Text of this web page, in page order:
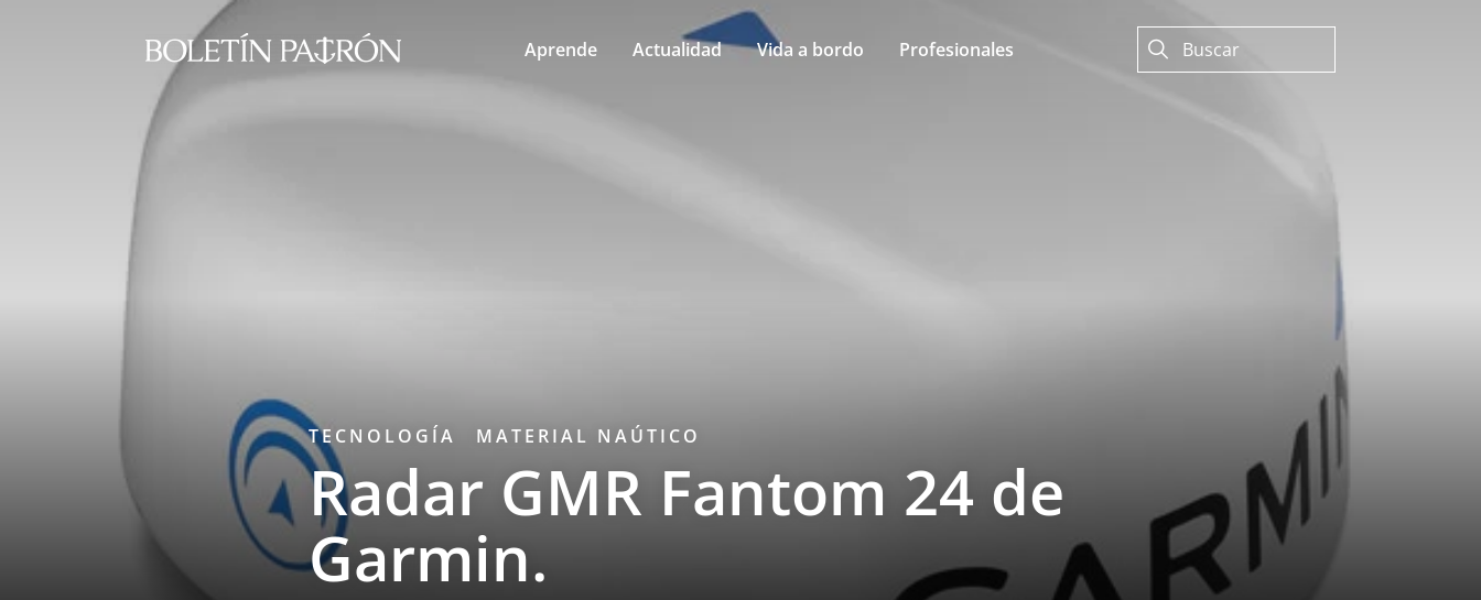
Aprende Actualidad Vida a bordo Profesionales
TECNOLOGÍA MATERIAL NAÚTICO
Radar GMR Fantom 24 de
Garmin.